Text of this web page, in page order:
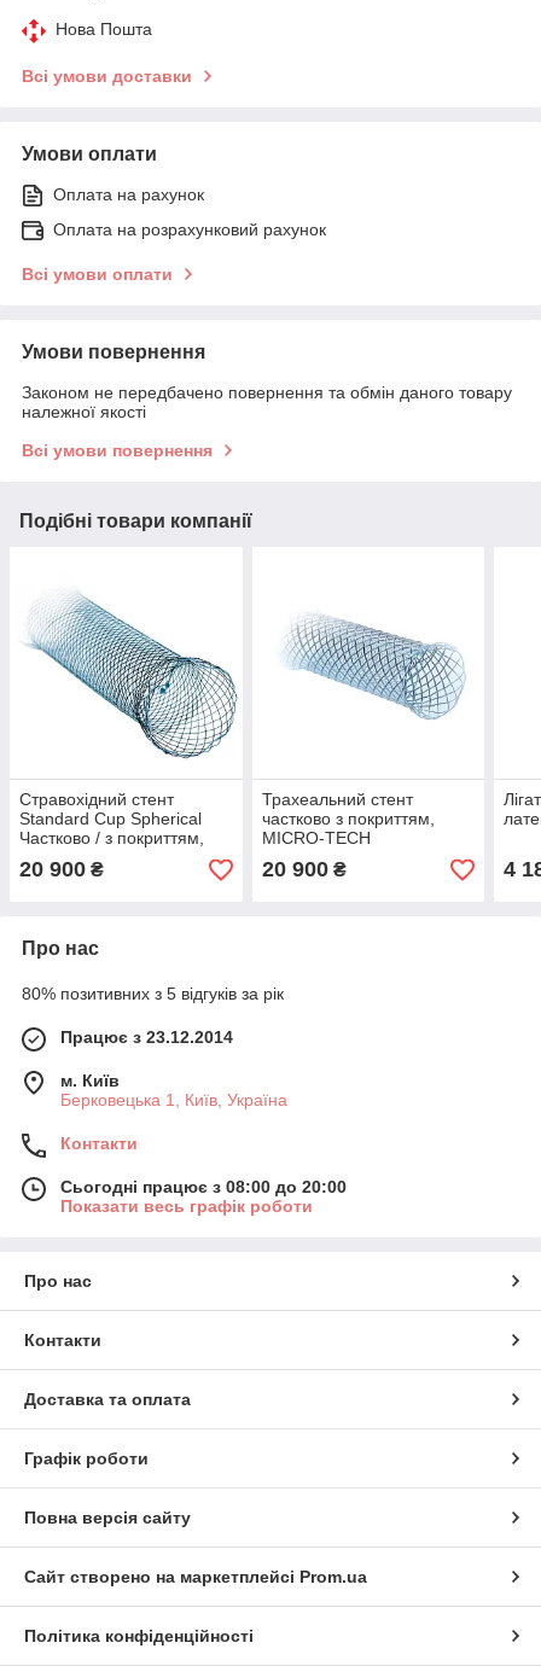
Нова Пошта
Всі умови доставки
Умови оплати
Оплата на рахунок
Оплата на розрахунковий рахунок
Всі умови оплати
Умови повернення
Законом не передбачено повернення та обмін даного товару
належної якості
Всі умови повернення
Подібні товари компанії
Стравохідний стент
Standard Cup Spherical
Частково / з покриттям,
MICRO-TECH
20 900 ₴
Трахеальний стент
частково з покриттям,
MICRO-TECH
20 900₴ 4
Про нас
80% позитивних з 5 відгуків за рік
Працює з 23.12.2014
м. Київ
Берковецька 1, Київ, Україна
Контакти
Сьогодні працює з 08:00 до 20:00
Показати весь графік роботи
Про нас
Контакти
Доставка та оплата
Графік роботи
Повна версія сайту
Сайт створено на маркетплейсі Prom.ua
Політика конфіденційності